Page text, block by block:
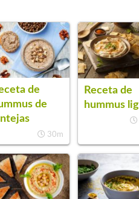
de
de
30m
Receta de
hummus